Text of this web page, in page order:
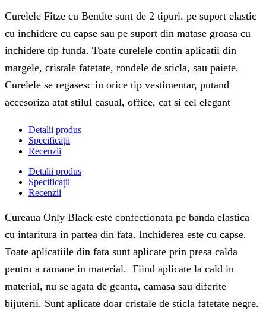
Curelele Fitze cu Bentite sunt de 2 tipuri. pe suport elastic
cu inchidere cu capse sau pe suport din matase groasa cu
inchidere tip funda. Toate curelele contin aplicatii din
margele, cristale fatetate, rondele de sticla, sau paiete.
Curelele se regasesc in orice tip vestimentar, putand
accesoriza atat stilul casual, office, cat si cel elegant
Detalii produs
Specificații
Recenzii
Detalii produs
Specificații
Recenzii
Cureaua Only Black este confectionata pe banda elastica
cu intaritura in partea din fata. Inchiderea este cu capse.
Toate aplicatiile din fata sunt aplicate prin presa calda
pentru a ramane in material. Fiind aplicate la cald in
material, nu se agata de geanta, camasa sau diferite
bijuterii. Sunt aplicate doar cristale de sticla fatetate negre.